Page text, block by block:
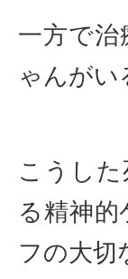
一方で
ゃんがい
こうし
る精神
フの大切